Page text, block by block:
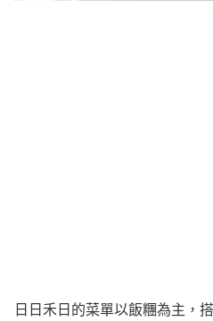
日日禾日的菜單以飯糰為主，